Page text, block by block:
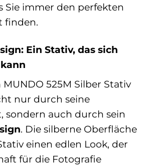
Sie immer den perfekten
finden.
Ein Stativ, das sich
525M Silber Stativ
nur durch seine
sondern auch durch sein
. Die silberne Oberfläche
einen edlen Look, der
für die Fotografie